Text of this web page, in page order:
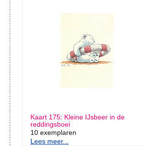
Kaart 175: Kleine IJsbeer in de
reddingsboei
10 exemplaren
Lees meer...